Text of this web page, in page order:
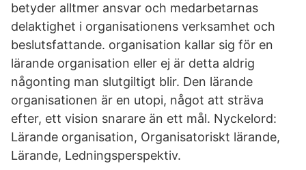
betyder alltmer ansvar och medarbetarnas
delaktighet i organisationens verksamhet och
beslutsfattande. organisation kallar sig för en
lärande organisation eller ej är detta aldrig
någonting man slutgiltigt blir. Den lärande
organisationen är en utopi, något att sträva
efter, ett vision snarare än ett mål. Nyckelord:
Lärande organisation, Organisatoriskt lärande,
Lärande, Ledningsperspektiv.